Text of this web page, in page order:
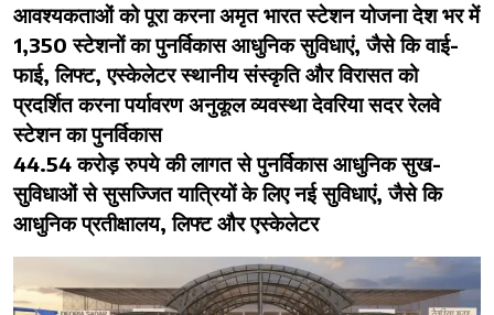
आवश्यकताओं को पूरा करना अमृत भारत स्टेशन योजना देश भर में
1,350 स्टेशनों का पुनर्विकास आधुनिक सुविधाएं, जैसे कि वाई-
फाई, लिफ्ट, एस्केलेटर स्थानीय संस्कृति और विरासत को
प्रदर्शित करना पर्यावरण अनुकूल व्यवस्था देवरिया सदर रेलवे
स्टेशन का पुनर्विकास
44.54 करोड़ रुपये की लागत से पुनर्विकास आधुनिक सुख-
सुविधाओं से सुसज्जित यात्रियों के लिए नई सुविधाएं, जैसे कि
आधुनिक प्रतीक्षालय, लिफ्ट और एस्केलेटर